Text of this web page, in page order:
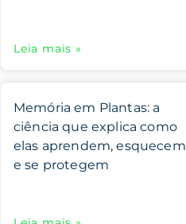
Leia mais »
Memória em Plantas: a
ciência que explica como
elas aprendem, esquecem
e se protegem